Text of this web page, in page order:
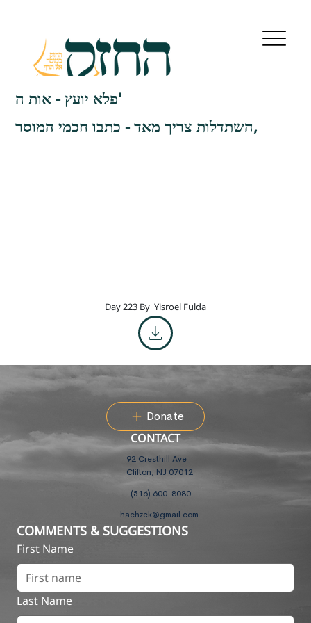
פלא יועץ - אות ה'
השתדלות צריך מאד - כתבו חכמי המוסר,
Day 223 By Yisroel Fulda
Donate
CONTACT
92 Cresthill Ave
Clifton, NJ 07012
(516) 600-8080
hachzek@gmail.com
COMMENTS & SUGGESTIONS
First Name
Last Name